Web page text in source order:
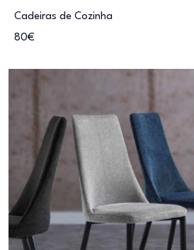
Cadeiras de Cozinha
80€